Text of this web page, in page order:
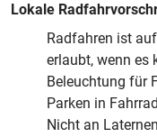
Lokale
Radfahren ist
erlaubt, wenn es
Beleuchtung für
Parken in
Nicht an